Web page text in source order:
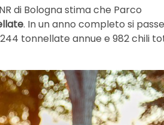
di Bologna stima che Parco
. In un anno completo si
tonnellate annue e 982 chili